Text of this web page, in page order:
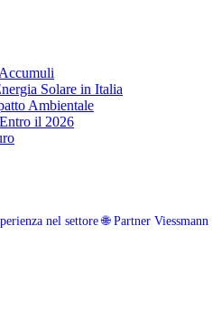
Solare in Italia
Ambientale
il 2026
nel settore🌐 Partner Viessmann